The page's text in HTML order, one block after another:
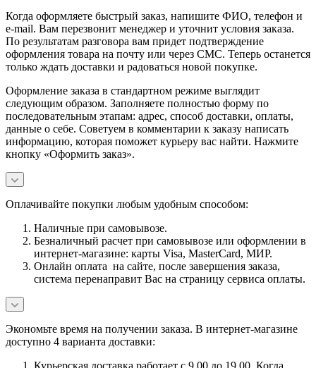
Когда оформляете быстрый заказ, напишите ФИО, телефон и
e-mail. Вам перезвонит менеджер и уточнит условия заказа.
По результатам разговора вам придет подтверждение
оформления товара на почту или через СМС. Теперь останется
только ждать доставки и радоваться новой покупке.
Оформление заказа в стандартном режиме выглядит
следующим образом. Заполняете полностью форму по
последовательным этапам: адрес, способ доставки, оплаты,
данные о себе. Советуем в комментарии к заказу написать
информацию, которая поможет курьеру вас найти. Нажмите
кнопку «Оформить заказ».
Оплачивайте покупки любым удобным способом:
Наличные при самовывозе.
Безналичный расчет при самовывозе или оформлении в
интернет-магазине: карты Visa, MasterCard, МИР.
Онлайн оплата на сайте, после завершения заказа,
система перенаправит Вас на страницу сервиса оплаты.
Экономьте время на получении заказа. В интернет-магазине
доступно 4 варианта доставки: